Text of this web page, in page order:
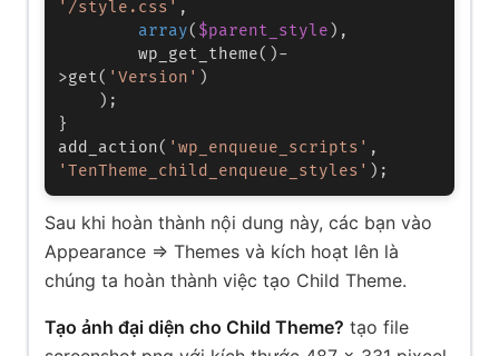
'/style.css' ,
array( $parent_style ),
wp_get_theme()-
>get( 'Version' )
add_action( 'wp_enqueue_scripts'
'TenTheme_child_enqueue_styles' );
Sau khi hoàn thành nội dung này, các bạn vào
Appearance => Themes và kích hoạt lên là
chúng ta hoàn thành việc tạo Child Theme.
Tạo ảnh đại diện cho Child Theme? tạo file